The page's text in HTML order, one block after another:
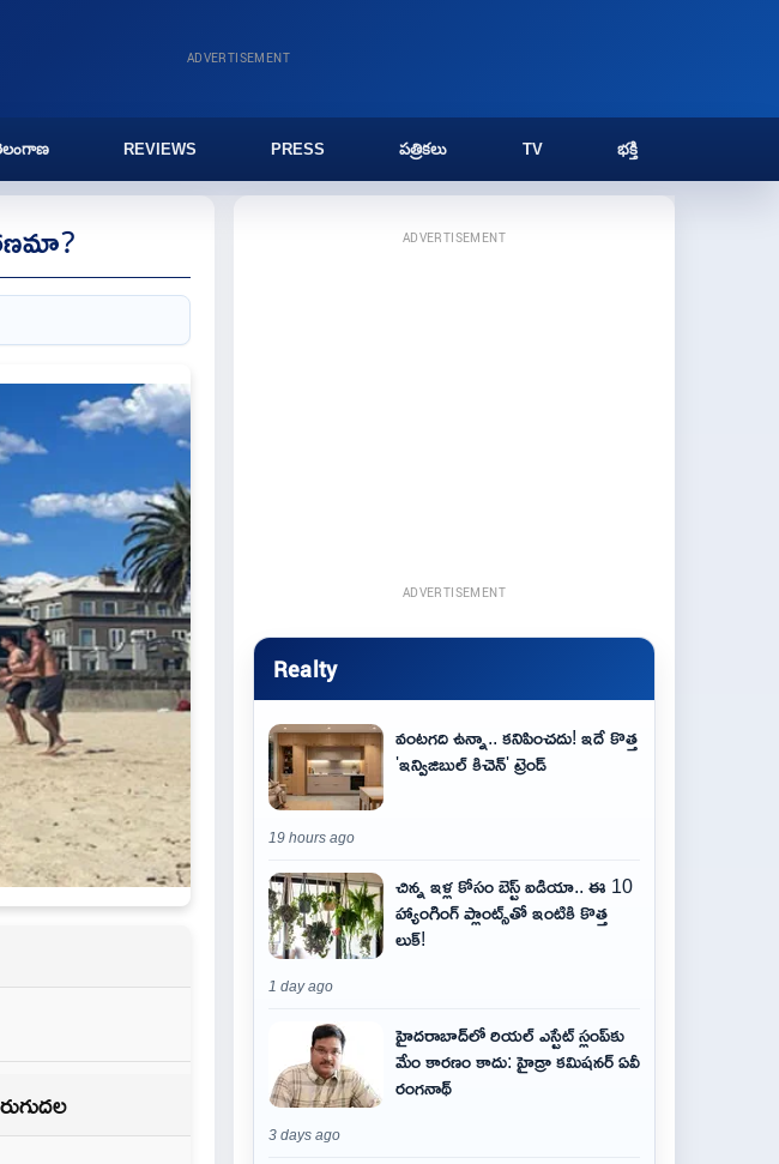
ADVERTISEMENT
REVIEWS PRESS పత్రికలు TV భక్తి
ADVERTISEMENT
ADVERTISEMENT
Realty
వంటగది ఉన్నా.. కనిపించదు! ఇదే కొత్త
'ఇన్విజిబుల్ కిచెన్' ట్రెండ్
19 hours ago
చిన్న ఇళ్ల కోసం బెస్ట్ ఐడియా.. ఈ 10
హ్యాంగింగ్ ప్లాంట్స్‌తో ఇంటికి కొత్త
లుక్!
1 day ago
హైదరాబాద్‌లో రియల్ ఎస్టేట్ స్లంప్‌కు
మేం కారణం కాదు: హైడ్రా కమిషనర్ ఏవీ
రంగనాథ్
3 days ago